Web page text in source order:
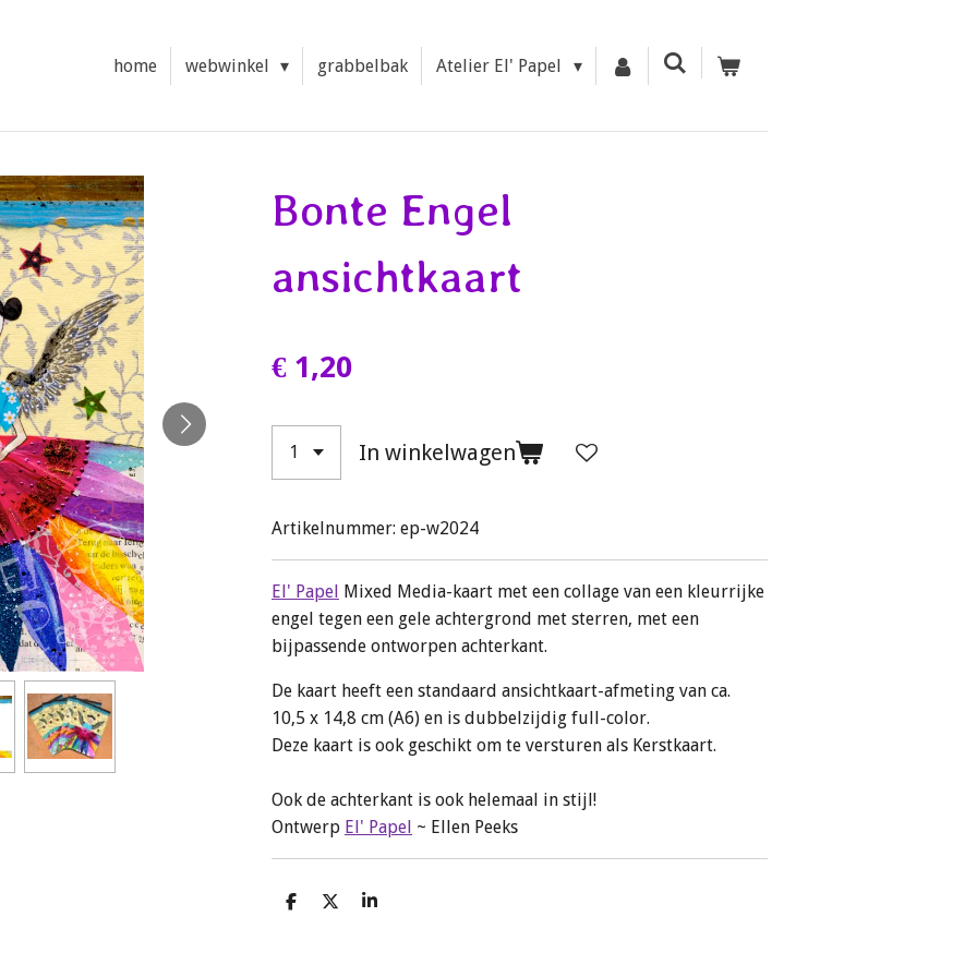
home webwinkel grabbelbak Atelier El' Papel
Bonte Engel
ansichtkaart
€ 1,20
In winkelwagen
Artikelnummer: ep-w2024
El' Papel Mixed Media-kaart met een collage van een kleurrijke
engel tegen een gele achtergrond met sterren, met een
bijpassende ontworpen achterkant.
De kaart heeft een standaard ansichtkaart-afmeting van ca.
10,5 x 14,8 cm (A6) en is dubbelzijdig full-color.
Deze kaart is ook geschikt om te versturen als Kerstkaart.
Ook de achterkant is ook helemaal in stijl!
Ontwerp El' Papel ~ Ellen Peeks
D
D
S